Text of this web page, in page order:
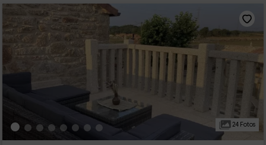
24 Fotos